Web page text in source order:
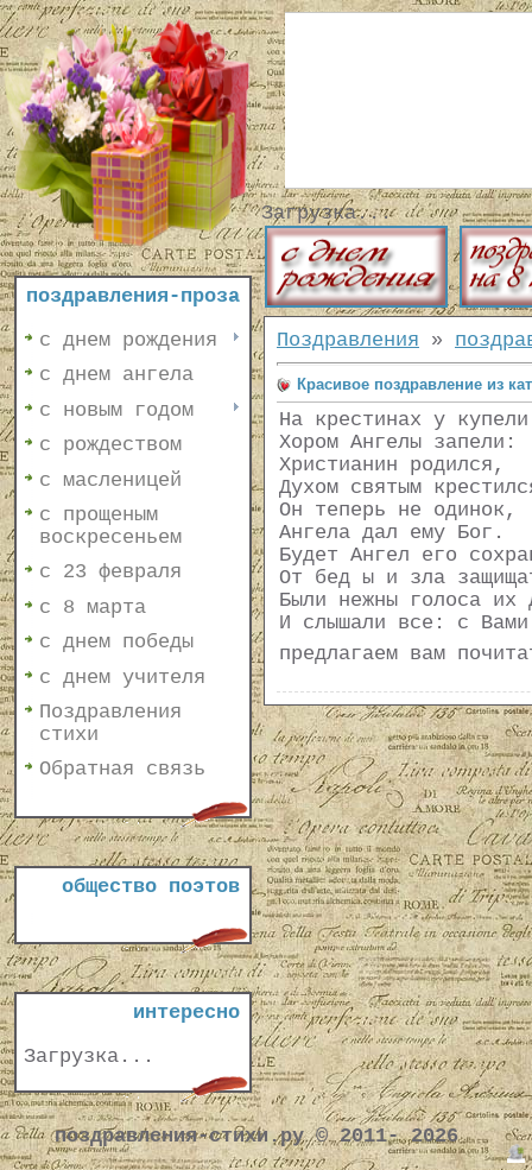
поздравления-проза
с днем рождения
с днем ангела
с новым годом
с рождеством
с масленицей
с прощеным
воскресеньем
с 23 февраля
с 8 марта
с днем победы
с днем учителя
Поздравления
стихи
Обратная связь
общество поэтов
интересно
Загрузка...
Загрузка...
Поздравления »
Красивое поздравление из
На крестинах у купели
Хором Ангелы запели:
Христианин родился,
Духом святым
Он теперь не одинок,
Ангела дал ему Бог.
Будет Ангел его
От бед ы и зла
Были нежны голоса их
И слышали все: с
предлагаем вам
поздравления-стихи.ру © 2011- 2026